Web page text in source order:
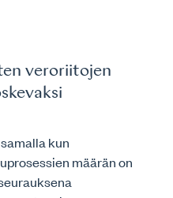
veroriitojen
kun
määrän on